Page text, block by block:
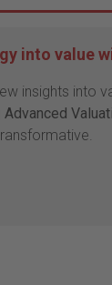
into value
insights into
Advanced